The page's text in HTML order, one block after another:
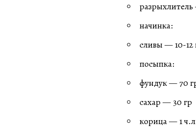
начинка:
сливы — 10-
посыпка:
фундук — 70
сахар — 30 гр
корица — 1 ч.л